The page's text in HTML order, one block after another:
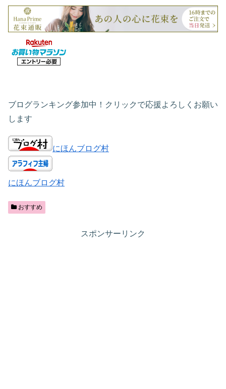
ブログランキング参加中！クリックで応援よろしくお願い
します
にほんブログ村
にほんブログ村
おすすめ
スポンサーリンク